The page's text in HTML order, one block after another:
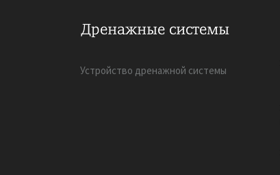
Устройство дренажной системы